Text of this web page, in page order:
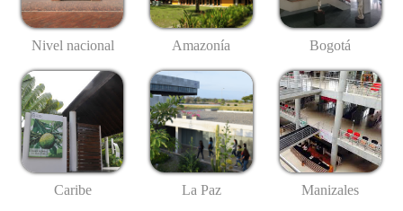
Nivel nacional Amazonía Bogotá
Caribe La Paz Manizales